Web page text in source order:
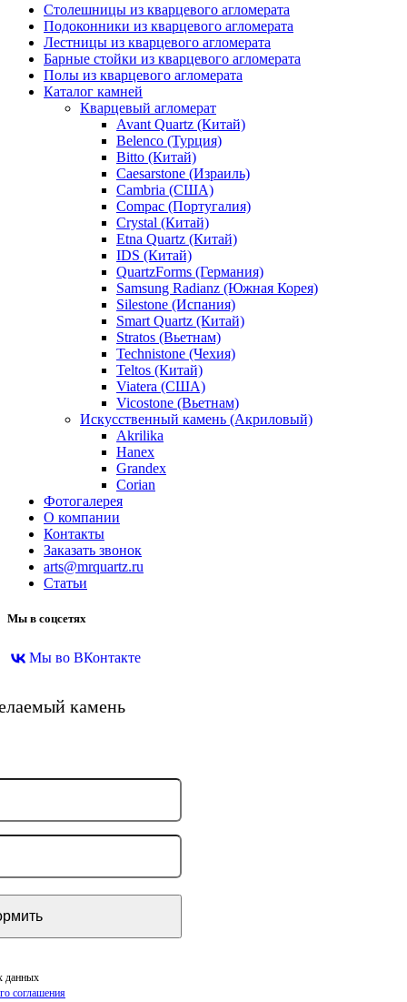
Столешницы из кварцевого агломерата
Подоконники из кварцевого агломерата
Лестницы из кварцевого агломерата
Барные стойки из кварцевого агломерата
Полы из кварцевого агломерата
Каталог камней
Кварцевый агломерат
Avant Quartz (Китай)
Belenco (Турция)
Bitto (Китай)
Caesarstone (Израиль)
Cambria (США)
Compac (Португалия)
Crystal (Китай)
Etna Quartz (Китай)
IDS (Китай)
QuartzForms (Германия)
Samsung Radianz (Южная Корея)
Silestone (Испания)
Smart Quartz (Китай)
Stratos (Вьетнам)
Technistone (Чехия)
Teltos (Китай)
Viatera (США)
Vicostone (Вьетнам)
Искусственный камень (Акриловый)
Akrilika
Hanex
Grandex
Corian
Фотогалерея
О компании
Контакты
Заказать звонок
arts@mrquartz.ru
Статьи
Мы в соцсетях
Мы во ВКонтакте
камень
данных
соглашения